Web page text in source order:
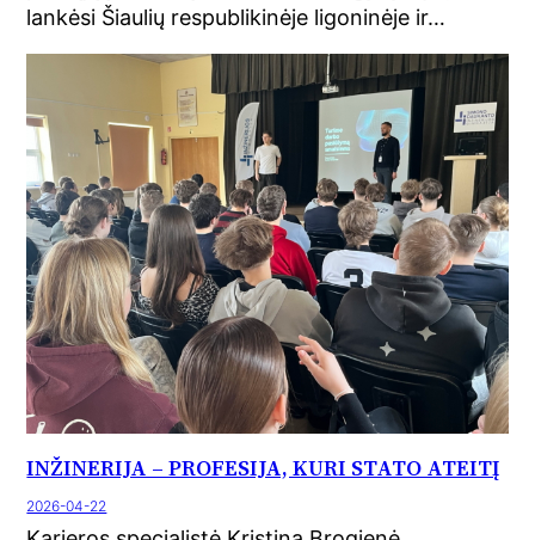
lankėsi Šiaulių respublikinėje ligoninėje ir…
INŽINERIJA – PROFESIJA, KURI STATO ATEITĮ
2026-04-22